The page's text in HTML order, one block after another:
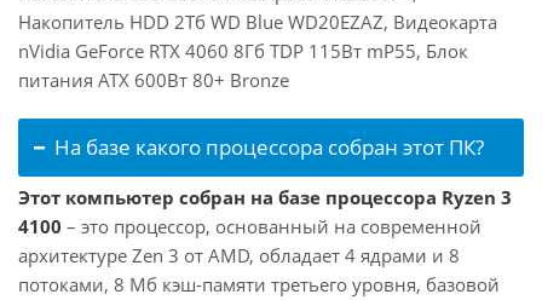
Накопитель HDD 2Тб WD Blue WD20EZAZ, Видеокарта
nVidia GeForce RTX 4060 8Гб TDP 115Вт mP55, Блок
питания ATX 600Вт 80+ Bronze
На базе какого процессора собран этот ПК?
Этот компьютер собран на базе процессора Ryzen 3
4100 – это процессор, основанный на современной
архитектуре Zen 3 от AMD, обладает 4 ядрами и 8
потоками, 8 Мб кэш-памяти третьего уровня, базовой